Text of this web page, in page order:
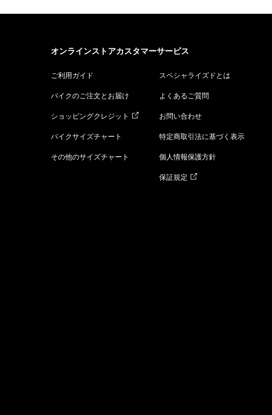
オンラインストアカスタマーサービス
ご利用ガイド
バイクのご注文とお届け
ショッピングクレジット
バイクサイズチャート
その他のサイズチャート
スペシャライズドとは
よくあるご質問
お問い合わせ
特定商取引法に基づく表示
個人情報保護方針
保証規定